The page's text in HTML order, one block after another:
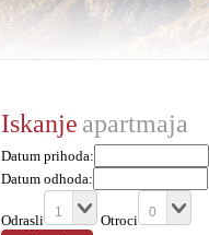
Iskanje apartmaja
Datum prihoda:
Datum odhoda:
Odrasli Otroci